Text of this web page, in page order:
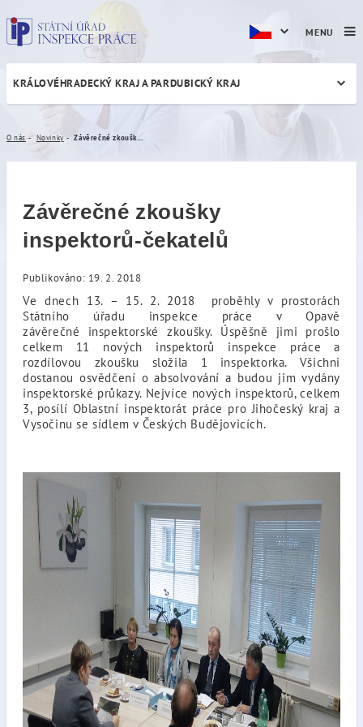
Závěrečné zkoušky
KRÁLOVÉHRADECKÝ KRAJ A PARDUBICKÝ KRAJ
O nás Novinky
Závěrečné zkoušky
inspektorů-čekatelů
Publikováno: 19. 2. 2018
Ve dnech 13. – 15. 2. 2018 proběhly v prostorách
Státního úřadu inspekce práce v Opavě
závěrečné inspektorské zkoušky. Úspěšně jimi prošlo
celkem 11 nových inspektorů inspekce práce a
rozdílovou zkoušku složila 1 inspektorka. Všichni
dostanou osvědčení o absolvování a budou jim vydány
inspektorské průkazy. Nejvíce nových inspektorů, celkem
3, posílí Oblastní inspektorát práce pro Jihočeský kraj a
Vysočinu se sídlem v Českých Budějovicích.
MENU